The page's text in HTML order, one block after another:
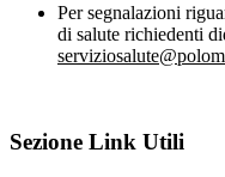
Per segnalazioni
di salute richiedenti
Sezione Link Utili